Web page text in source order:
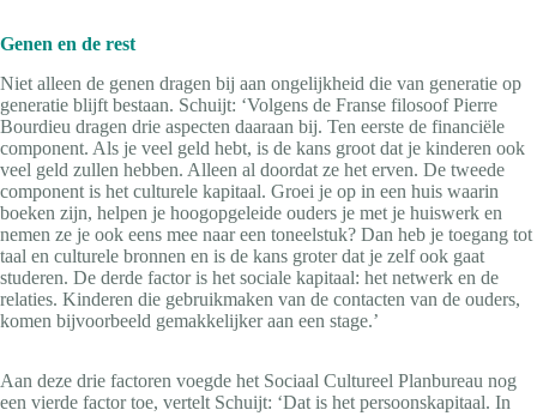
Genen en de rest
Niet alleen de genen dragen bij aan ongelijkheid die van generatie op
generatie blijft bestaan. Schuijt: ‘Volgens de Franse filosoof Pierre
Bourdieu dragen drie aspecten daaraan bij. Ten eerste de financiële
component. Als je veel geld hebt, is de kans groot dat je kinderen ook
veel geld zullen hebben. Alleen al doordat ze het erven. De tweede
component is het culturele kapitaal. Groei je op in een huis waarin
boeken zijn, helpen je hoogopgeleide ouders je met je huiswerk en
nemen ze je ook eens mee naar een toneelstuk? Dan heb je toegang tot
taal en culturele bronnen en is de kans groter dat je zelf ook gaat
studeren. De derde factor is het sociale kapitaal: het netwerk en de
relaties. Kinderen die gebruikmaken van de contacten van de ouders,
komen bijvoorbeeld gemakkelijker aan een stage.’
Aan deze drie factoren voegde het Sociaal Cultureel Planbureau nog
een vierde factor toe, vertelt Schuijt: ‘Dat is het persoonskapitaal. In